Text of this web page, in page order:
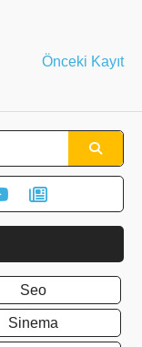
Önceki Kayıt
Seo
Sinema